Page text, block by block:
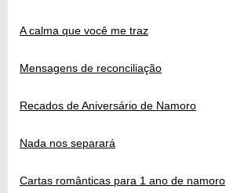
A calma que você me traz
Mensagens de reconciliação
Recados de Aniversário de Namoro
Nada nos separará
Cartas românticas para 1 ano de namoro